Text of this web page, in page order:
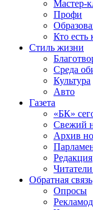
Мастер-
Профи
Кто есть
Стиль жизни
Среда
Культура
Авто
Газета
«БК»
Свежий
Архив
Редакция
Читатели
Обратная связь
Опросы